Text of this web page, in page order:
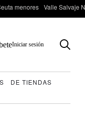
menores Valle Salvaje
Iniciar sesión
DE TIENDAS